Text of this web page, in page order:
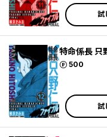
試
特命係長
500
ポイント
試